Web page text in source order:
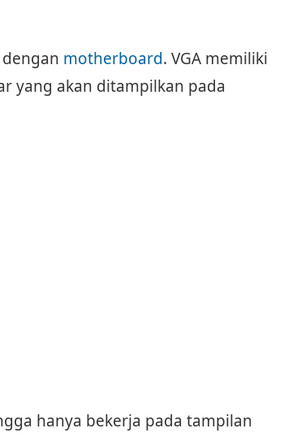
motherboard. VGA memiliki
yang akan ditampilkan pada
hanya bekerja pada tampilan